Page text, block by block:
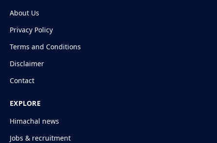
About Us
Privacy Policy
Terms and Conditions
Disclaimer
Contact
EXPLORE
Himachal news
Jobs & recruitment